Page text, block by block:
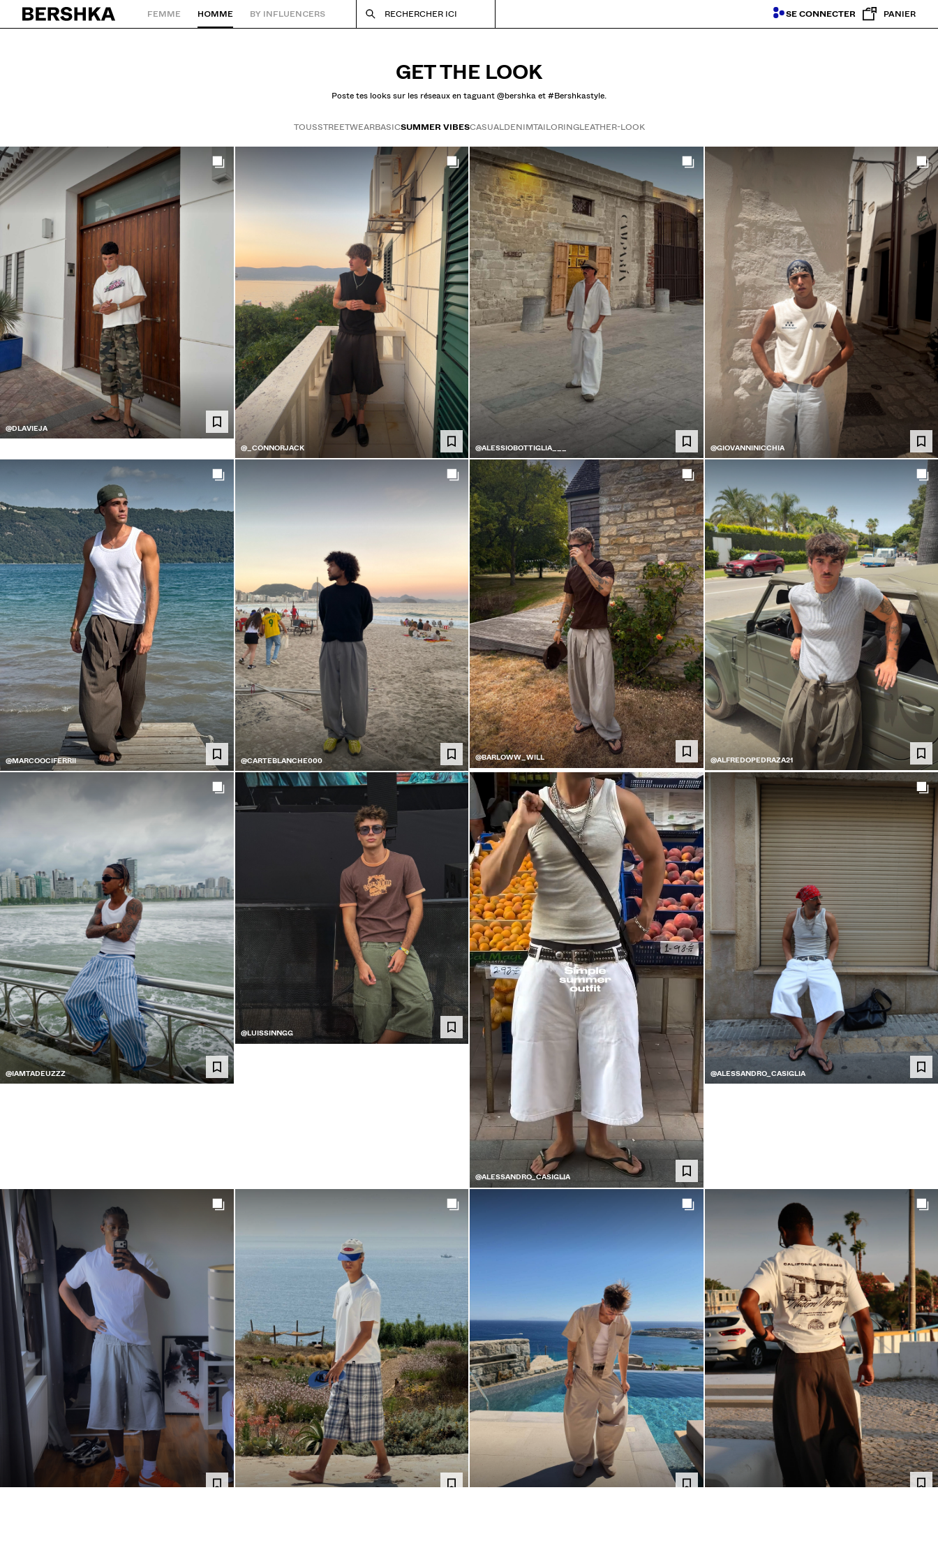
Retourner à la page d'accueil
FEMME HOMME BY INFLUENCERS RECHERCHER ICI SE CONNECTER PANIER
GET THE LOOK
Poste tes looks sur les réseaux en taguant @bershka et #Bershkastyle.
TOUSSTREETWEARBASICSUMMER VIBESCASUALDENIMTAILORINGLEATHER-LOOK
Get the look
@DLAVIEJA
@_CONNORJACK
@ALESSIOBOTTIGLIA___ @GIOVANNINICCHIA
@MARCOOCIFERRII @CARTEBLANCHE000 @BARLOWW_WILL @ALFREDOPEDRAZA21
@IAMTADEUZZZ
@LUISSINNGG
@ALESSANDRO_CASIGLIA
@ALESSANDRO_CASIGLIA
@FINE_BOIEFERSON @CAFICOSTA_ @ENRICO_FINAZZI @MARCIOOTAVARES